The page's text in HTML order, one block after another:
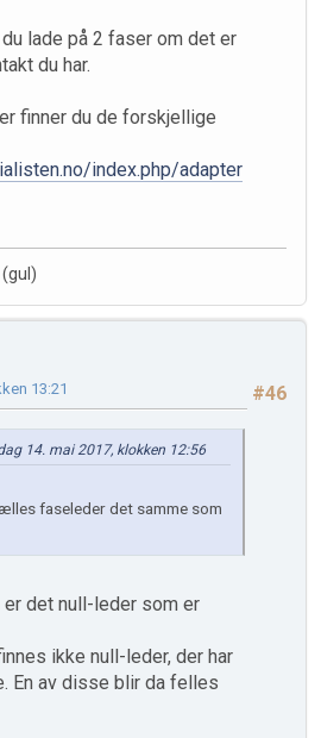
lade på 2 faser om det er
du har.
finner du de forskjellige
index.php/adapter
#46
13:21
14. mai 2017, klokken 12:56
faseleder det samme som
det null-leder som er
ikke null-leder, der har
En av disse blir da felles